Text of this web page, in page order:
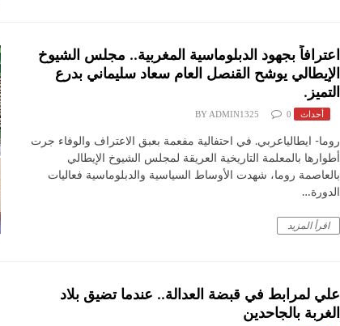
اعترافاً بجهود الدبلوماسية المغربية.. مجلس الشيوخ
الإيطالي يوشح القنصل العام سعاد سليماني بدرع
التميز.
أحداث BY ADMIN1325 0
روما- ايطالياعربي. في احتفالية مفعمة بعبق الاعتراف والوفاء جرت
أطوارها بالمعلمة التاريخية العريقة لمجلس الشيوخ الإيطالي
بالعاصمة روما، شهدت الأوساط السياسية والدبلوماسية فعاليات
الدورة…
اقرأ المزيد
علي لمرابط في قبضة العدالة.. عندما تضيق بلاد
الغربة بالجاحدين